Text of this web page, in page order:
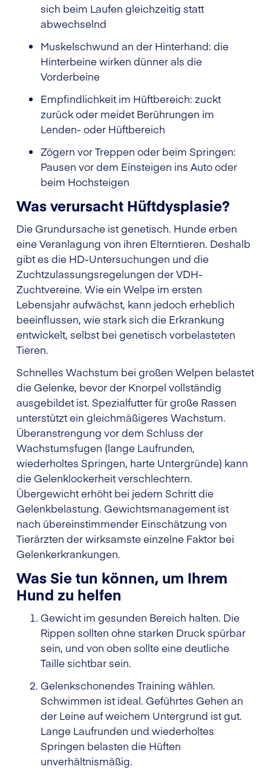
sich beim Laufen gleichzeitig statt
abwechselnd
Muskelschwund an der Hinterhand: die
Hinterbeine wirken dünner als die
Vorderbeine
Empfindlichkeit im Hüftbereich: zuckt
zurück oder meidet Berührungen im
Lenden- oder Hüftbereich
Zögern vor Treppen oder beim Springen:
Pausen vor dem Einsteigen ins Auto oder
beim Hochsteigen
Was verursacht Hüftdysplasie?
Die Grundursache ist genetisch. Hunde erben
eine Veranlagung von ihren Elterntieren. Deshalb
gibt es die HD-Untersuchungen und die
Zuchtzulassungsregelungen der VDH-
Zuchtvereine. Wie ein Welpe im ersten
Lebensjahr aufwächst, kann jedoch erheblich
beeinflussen, wie stark sich die Erkrankung
entwickelt, selbst bei genetisch vorbelasteten
Tieren.
Schnelles Wachstum bei großen Welpen belastet
die Gelenke, bevor der Knorpel vollständig
ausgebildet ist. Spezialfutter für große Rassen
unterstützt ein gleichmäßigeres Wachstum.
Überanstrengung vor dem Schluss der
Wachstumsfugen (lange Laufrunden,
wiederholtes Springen, harte Untergründe) kann
die Gelenklockerheit verschlechtern.
Übergewicht erhöht bei jedem Schritt die
Gelenkbelastung. Gewichtsmanagement ist
nach übereinstimmender Einschätzung von
Tierärzten der wirksamste einzelne Faktor bei
Gelenkerkrankungen.
Was Sie tun können, um Ihrem
Hund zu helfen
Gewicht im gesunden Bereich halten. Die
Rippen sollten ohne starken Druck spürbar
sein, und von oben sollte eine deutliche
Taille sichtbar sein.
Gelenkschonendes Training wählen.
Schwimmen ist ideal. Geführtes Gehen an
der Leine auf weichem Untergrund ist gut.
Lange Laufrunden und wiederholtes
Springen belasten die Hüften
unverhältnismäßig.